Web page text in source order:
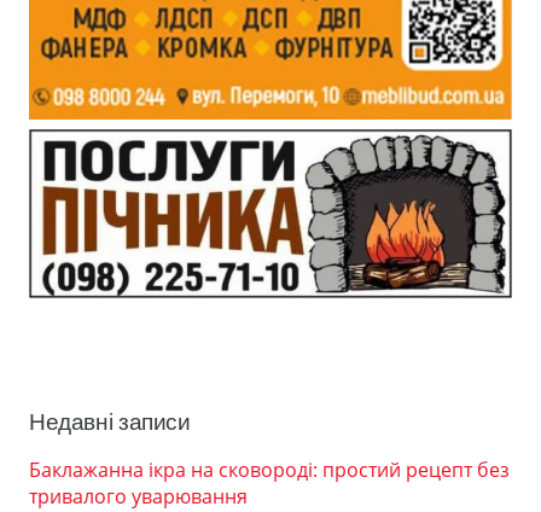
Недавні записи
Баклажанна ікра на сковороді: простий рецепт без
тривалого уварювання